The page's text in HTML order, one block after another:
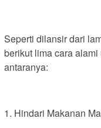
Seperti dilansir dari
berikut lima cara
antaranya:
1. Hindari Makanan